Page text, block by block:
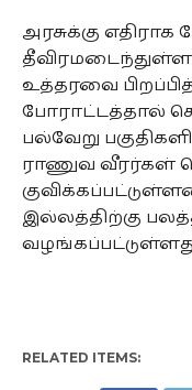
அரசுக்கு
தீவிரமடைந்துள்ள
உத்தரவை
போராட்டத்தால்
பல்வேறு
ராணுவ வீரர்கள்
இல்லத்திற்கு
RELATED ITEMS: